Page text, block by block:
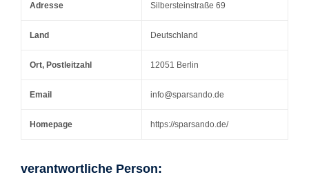
Adresse Silbersteinstraße 69
Land Deutschland
Ort, Postleitzahl 12051 Berlin
Email info@sparsando.de
Homepage https://sparsando.de/
verantwortliche Person: